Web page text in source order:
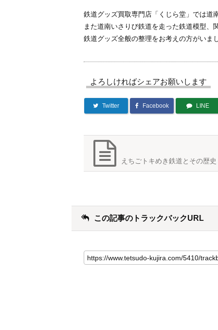
鉄道グッズ買取専門店「くじら堂」では道
また道南いさりび鉄道を走った鉄道模型、
鉄道グッズ全般の整理をお考えの方がいま
よろしければシェアお願いします
Twitter Facebook LINE
えちごトキめき鉄道とその歴史
この記事のトラックバックURL